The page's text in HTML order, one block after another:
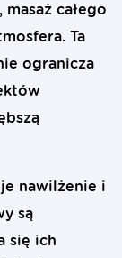
całego
Ta
ogranicza
nawilżenie i
są
się ich